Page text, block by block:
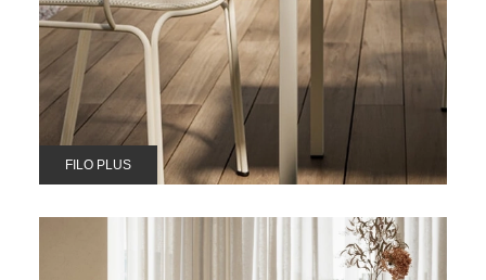
FILO PLUS